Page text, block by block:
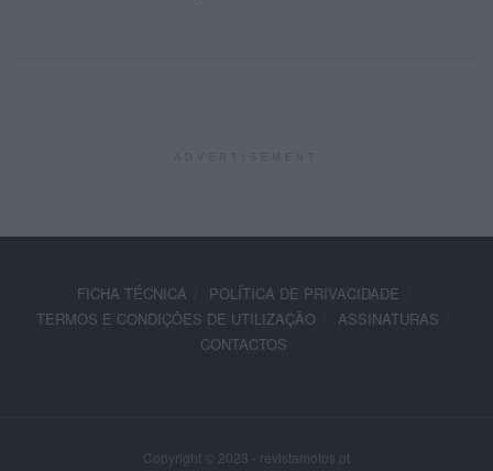
FICHA TÉCNICA
POLÍTICA DE PRIVACIDADE
TERMOS E CONDIÇÕES DE UTILIZAÇÃO
ASSINATURAS
CONTACTOS
Copyright © 2023 - revistamotos.pt